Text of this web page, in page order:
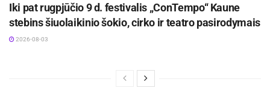
Iki pat rugpjūčio 9 d. festivalis „ConTempo“ Kaune
stebins šiuolaikinio šokio, cirko ir teatro pasirodymais
2026-08-03